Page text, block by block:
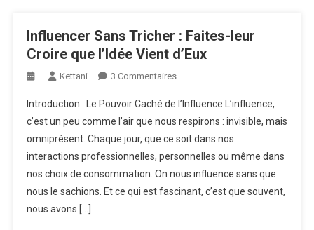
puissiez vous offrir
Quand aimer devient un combat entre moi et moi-même
Le célibat est-il le dernier acte de rébellion ?
Influencer Sans Tricher : Faites-leur
Croire que l’Idée Vient d’Eux
Kettani 3 CommentairesSur
Sans
Tricher
:
Faites-
Leur
Croire
Introduction : Le Pouvoir Caché de l’Influence L’influence,
c’est un peu comme l’air que nous respirons : invisible, mais
omniprésent. Chaque jour, que ce soit dans nos
interactions professionnelles, personnelles ou même dans
nos choix de consommation. On nous influence sans que
nous le sachions. Et ce qui est fascinant, c’est que souvent,
nous avons […]